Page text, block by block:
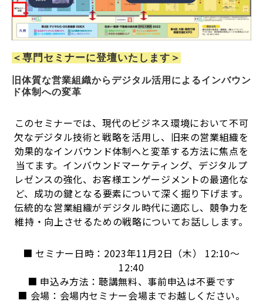
＜専門セミナーに登壇いたします＞
旧体質な営業組織からデジタル活用によるインバウン
ド体制への変革
このセミナーでは、現代のビジネス環境において不可
欠なデジタル技術と戦略を活用し、旧来の営業組織を
効果的なインバウンド体制へと変革する方法に焦点を
当てます。インバウンドマーケティング、デジタルプ
レゼンスの強化、お客様エンゲージメントの最適化な
ど、成功の鍵となる要素について深く掘り下げます。
伝統的な営業組織がデジタル時代に適応し、競争力を
維持・向上させるための戦略についてお話しします。
■ セミナー日時：2023年11月2日（木） 12:10～
12:40
■ 申込み方法：聴講無料、事前申込は不要です
■ 会場：会場内セミナー会場までお越しください。